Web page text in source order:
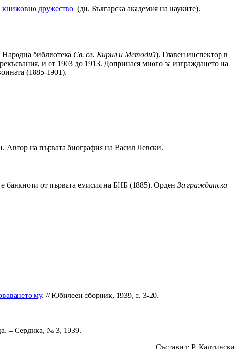
книжовно дружество (дн. Българска академия на науките).
библиотека Св. св. Кирил и Методий). Главен инспектор в
и от 1903 до 1913. Допринася много за изграждането на
(1885-1901).
на първата биография на Васил Левски.
банкноти от първата емисия на БНБ (1885). Орден За гражданска
му. // Юбилеен сборник, 1939, с. 3-20.
– Сердика, № 3, 1939.
Съставил: Р. Калтинска